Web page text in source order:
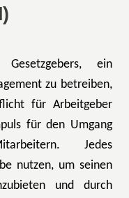
ein
zu betreiben,
für Arbeitgeber
für den Umgang
Jedes
nutzen, um seinen
und durch